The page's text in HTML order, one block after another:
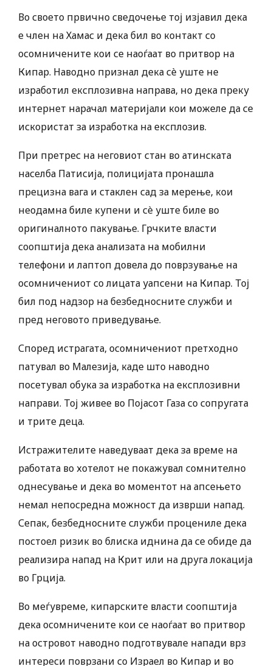
Во своето првично сведочење тој изјавил дека
е член на Хамас и дека бил во контакт со
осомничените кои се наоѓаат во притвор на
Кипар. Наводно признал дека сè уште не
изработил експлозивна направа, но дека преку
интернет нарачал материјали кои можеле да се
искористат за изработка на експлозив.
При претрес на неговиот стан во атинската
населба Патисија, полицијата пронашла
прецизна вага и стаклен сад за мерење, кои
неодамна биле купени и сè уште биле во
оригиналното пакување. Грчките власти
соопштија дека анализата на мобилни
телефони и лаптоп довела до поврзување на
осомничениот со лицата уапсени на Кипар. Тој
бил под надзор на безбедносните служби и
пред неговото приведување.
Според истрагата, осомничениот претходно
патувал во Малезија, каде што наводно
посетувал обука за изработка на експлозивни
направи. Тој живее во Појасот Газа со сопругата
и трите деца.
Истражителите наведуваат дека за време на
работата во хотелот не покажувал сомнително
однесување и дека во моментот на апсењето
немал непосредна можност да изврши напад.
Сепак, безбедносните служби процениле дека
постоел ризик во блиска иднина да се обиде да
реализира напад на Крит или на друга локација
во Грција.
Во меѓувреме, кипарските власти соопштија
дека осомничените кои се наоѓаат во притвор
на островот наводно подготвувале напади врз
интереси поврзани со Израел во Кипар и во